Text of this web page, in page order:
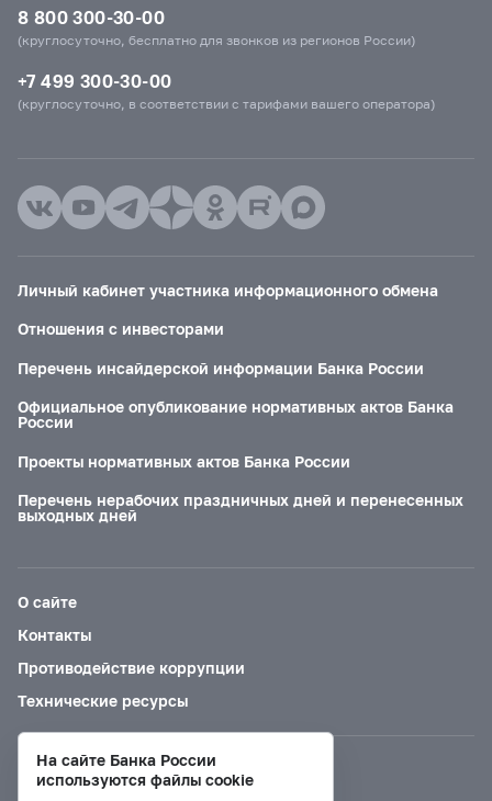
8 800 300-30-00
(круглосуточно, бесплатно для звонков из регионов России)
+7 499 300-30-00
(круглосуточно, в соответствии с тарифами вашего оператора)
Личный кабинет участника информационного обмена
Отношения с инвесторами
Перечень инсайдерской информации Банка России
Официальное опубликование нормативных актов Банка
России
Проекты нормативных актов Банка России
Перечень нерабочих праздничных дней и перенесенных
выходных дней
О сайте
Контакты
Противодействие коррупции
Технические ресурсы
Версия для слабовидящих
На сайте Банка России
используются файлы cookie